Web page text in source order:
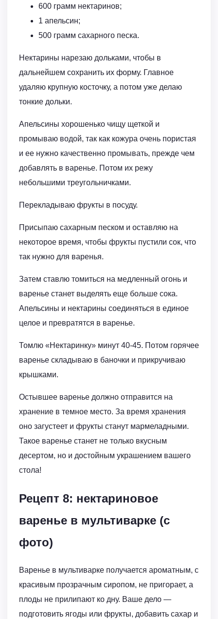
600 грамм нектаринов;
1 апельсин;
500 грамм сахарного песка.
Нектарины нарезаю дольками, чтобы в
дальнейшем сохранить их форму. Главное
удаляю крупную косточку, а потом уже делаю
тонкие дольки.
Апельсины хорошенько чищу щеткой и
промываю водой, так как кожура очень пористая
и ее нужно качественно промывать, прежде чем
добавлять в варенье. Потом их режу
небольшими треугольничками.
Перекладываю фрукты в посуду.
Присыпаю сахарным песком и оставляю на
некоторое время, чтобы фрукты пустили сок, что
так нужно для варенья.
Затем ставлю томиться на медленный огонь и
варенье станет выделять еще больше сока.
Апельсины и нектарины соединяться в единое
целое и превратятся в варенье.
Томлю «Нектаринку» минут 40-45. Потом горячее
варенье складываю в баночки и прикручиваю
крышками.
Остывшее варенье должно отправится на
хранение в темное место. За время хранения
оно загустеет и фрукты станут мармеладными.
Такое варенье станет не только вкусным
десертом, но и достойным украшением вашего
стола!
Рецепт 8: нектариновое
варенье в мультиварке (с
фото)
Варенье в мультиварке получается ароматным, с
красивым прозрачным сиропом, не пригорает, а
плоды не прилипают ко дну. Ваше дело —
подготовить ягоды или фрукты, добавить сахар и